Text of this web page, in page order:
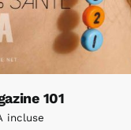
101
incluse